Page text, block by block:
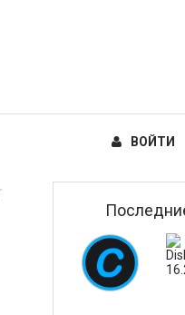
ВОЙТИ